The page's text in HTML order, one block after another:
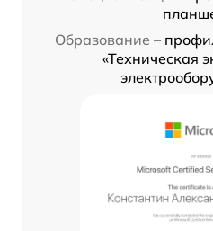
Образование –
«Техническая